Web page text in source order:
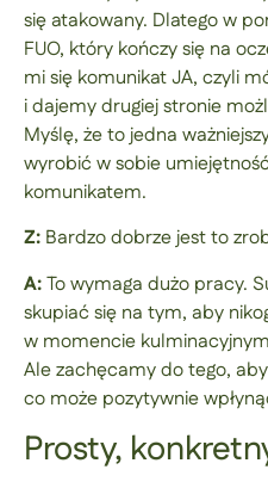
się atakowany. Dlatego w
FUO, który kończy się na
mi się komunikat JA, czyli
i dajemy drugiej stronie
Myślę, że to jedna
wyrobić w sobie
komunikatem.
Z: Bardzo dobrze jest to
A:To wymaga dużo pracy.
skupiać się na tym, aby
w momencie
Ale zachęcamy do tego,
co może pozytywnie
Prosty,